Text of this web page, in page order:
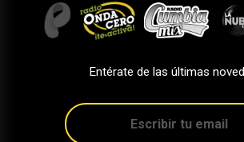
Entérate de las últimas